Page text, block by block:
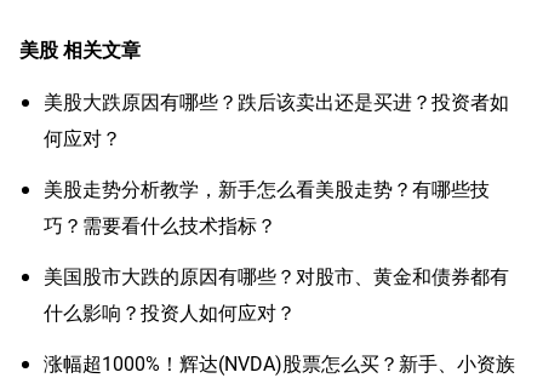
美股相关文章
美股大跌原因有哪些？跌后该卖出还是买进？投资者如
何应对？
美股走势分析教学，新手怎么看美股走势？有哪些技
巧？需要看什么技术指标？
美国股市大跌的原因有哪些？对股市、黄金和债券都有
什么影响？投资人如何应对？
涨幅超1000%！辉达(NVDA)股票怎么买？新手、小资族